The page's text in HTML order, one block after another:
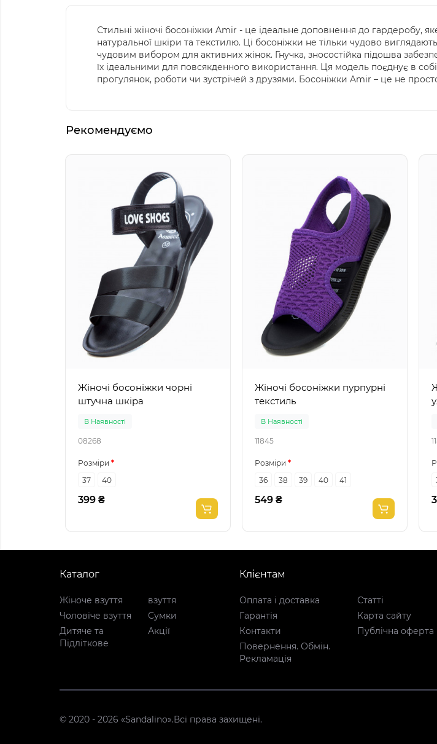
Стильні жіночі босоніжки Amir - це ідеальне доповнення до гардеробу,
натуральної шкіри та текстилю. Ці босоніжки не тільки чудово
чудовим вибором для активних жінок. Гнучка, зносостійка підошва
їх ідеальними для повсякденного використання. Ця модель поєднує в
прогулянок, роботи чи зустрічей з друзями. Босоніжки Amir – це не
Рекомендуємо
Жіночі босоніжки чорні
штучна шкіра
В Наявності
08268
Розміри
37
40
399 ₴
Жіночі босоніжки пурпурні
текстиль
В Наявності
11845
Розміри
36
38 39 40 41
549 ₴
Каталог
Жіноче взуття
Чоловіче взуття
Дитяче та
Підліткове
взуття
Сумки
Акції
Клієнтам
Оплата і доставка
Гарантія
Контакти
Повернення. Обмін.
Рекламація
Статті
Карта сайту
Публічна оферта
© 2020 - 2026 «Sandalino».Всі права захищені.